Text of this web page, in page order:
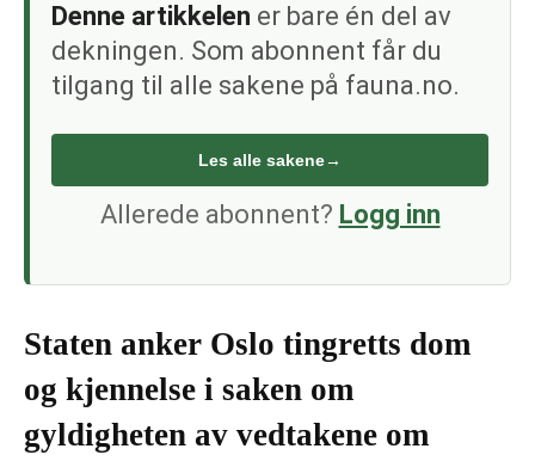
Denne artikkelen er bare én del av
dekningen. Som abonnent får du
tilgang til alle sakene på fauna.no.
Les alle sakene→
Allerede abonnent? Logg inn
Staten anker Oslo tingretts dom
og kjennelse i saken om
gyldigheten av vedtakene om